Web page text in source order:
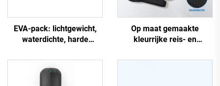
EVA-pack: lichtgewicht,
waterdichte, harde
elektronische
toetsenborden –
Op maat gemaakte
kleurrijke reis- en
make-up met rits; harde